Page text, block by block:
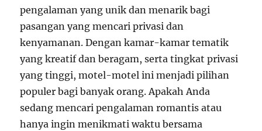
pengalaman yang unik dan menarik bagi
pasangan yang mencari privasi dan
kenyamanan. Dengan kamar-kamar tematik
yang kreatif dan beragam, serta tingkat privasi
yang tinggi, motel-motel ini menjadi pilihan
populer bagi banyak orang. Apakah Anda
sedang mencari pengalaman romantis atau
hanya ingin menikmati waktu bersama